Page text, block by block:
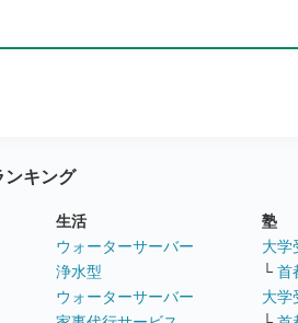
ンキング
生活
ウォーターサーバー
浄水型
ウォーターサーバー
塾
大学
└ 首
大学